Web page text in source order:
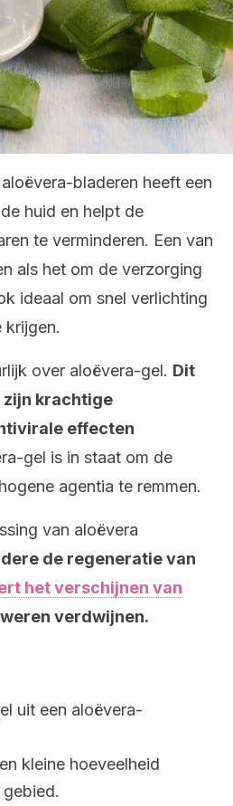
bladeren heeft een
huid en helpt de
te verminderen. Een van
als het om de verzorging
ideaal om snel verlichting
krijgen.
over aloëvera-gel. Dit
krachtige
effecten
gel is in staat om de
agentia te remmen.
van aloëvera
de regeneratie van
het verschijnen van
verdwijnen.
uit een aloëvera-
kleine hoeveelheid